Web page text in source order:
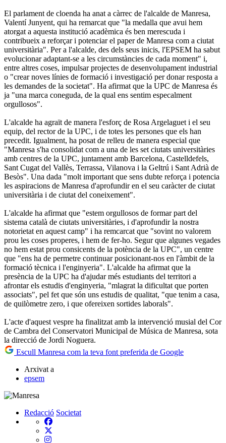
El parlament de cloenda ha anat a càrrec de l'alcalde de Manresa,
Valentí Junyent, qui ha remarcat que "la medalla que avui hem
atorgat a aquesta institució acadèmica és ben merescuda i
contribueix a reforçar i potenciar el paper de Manresa com a ciutat
universitària". Per a l'alcalde, des dels seus inicis, l'EPSEM ha sabut
evolucionar adaptant-se a les circumstàncies de cada moment" i,
entre altres coses, impulsar projectes de desenvolupament industrial
o "crear noves línies de formació i investigació per donar resposta a
les demandes de la societat". Ha afirmat que la UPC de Manresa és
ja "una marca coneguda, de la qual ens sentim especalment
orgullosos".
L'alcalde ha agraït de manera l'esforç de Rosa Argelaguet i el seu
equip, del rector de la UPC, i de totes les persones que els han
precedit. Igualment, ha posat de relleu de manera especial que
"Manresa s'ha consolidat com a una de les set ciutats universitàries
amb centres de la UPC, juntament amb Barcelona, Castelldefels,
Sant Cugat del Vallès, Terrassa, Vilanova i la Geltrú i Sant Adrià de
Besòs". Una dada "molt important que sens dubte reforça i potencia
les aspiracions de Manresa d'aprofundir en el seu caràcter de ciutat
universitària i de ciutat del coneixement".
L'alcalde ha afirmat que "estem orgullosos de formar part del
sistema català de ciutats universitàries, i d'aprofundir la nostra
notorietat en aquest camp" i ha remcarcat que "sovint no valorem
prou les coses properes, i hem de fer-ho. Segur que algunes vegades
no hem estat prou consicents de la potència de la UPC", un centre
que "ens ha de permetre continuar posicionant-nos en l'àmbit de la
formació tècnica i l'enginyeria". L'alcalde ha afirmat que la
presència de la UPC ha d'ajudar més estudiants del territori a
afrontar els estudis d'enginyeria, "mlagrat la dificultat que porten
associats", pel fet que són uns estudis de qualitat, "que tenim a casa,
de quilòmetre zero, i que ofereixen sortides laborals".
L'acte d'aquest vespre ha finalitzat amb la intervenció musial del Cor
de Cambra del Conservatori Municipal de Música de Manresa, sota
la direcció de Jordi Noguera.
Escull Manresa com la teva font preferida de Google
Arxivat a
epsem
Redacció Societat